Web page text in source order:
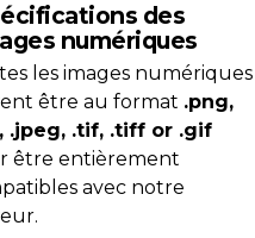
des
numériques
les images numériques
être au format .png,
.jpeg, .tif, .tiff or .gif
être entièrement
avec notre